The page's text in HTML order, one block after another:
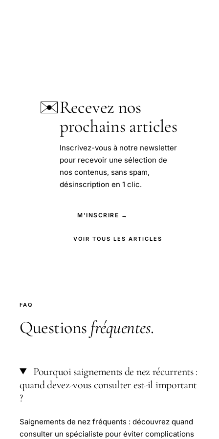
✉️Recevez nos
prochains articles
Inscrivez-vous à notre newsletter
pour recevoir une sélection de
nos contenus, sans spam,
désinscription en 1 clic.
M'INSCRIRE →
VOIR TOUS LES ARTICLES
FAQ
Questions fréquentes.
Pourquoi saignements de nez récurrents :
quand devez-vous consulter est-il important
?
Saignements de nez fréquents : découvrez quand
consulter un spécialiste pour éviter complications